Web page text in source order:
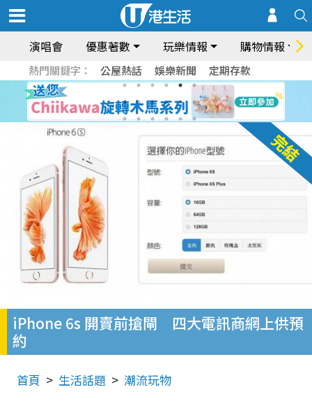
演唱會 優惠著數 玩樂情報 購物情報
熱門關鍵字： 公屋熱話 娛樂新聞 定期存款
iPhone 6s 開賣前搶閘 四大電訊商網上供預
約
首頁 生活話題 潮流玩物